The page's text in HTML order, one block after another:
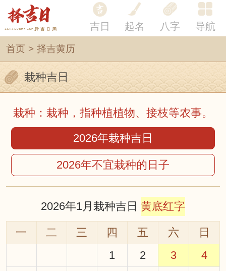
吉日 起名 八字 导航
首页 > 择吉黄历
栽种吉日
栽种：栽种，指种植植物、接枝等农事。
2026年栽种吉日
2026年不宜栽种的日子
2026年1月栽种吉日 黄底红字
一 二 三 四 五 六
日
1
2 3
4